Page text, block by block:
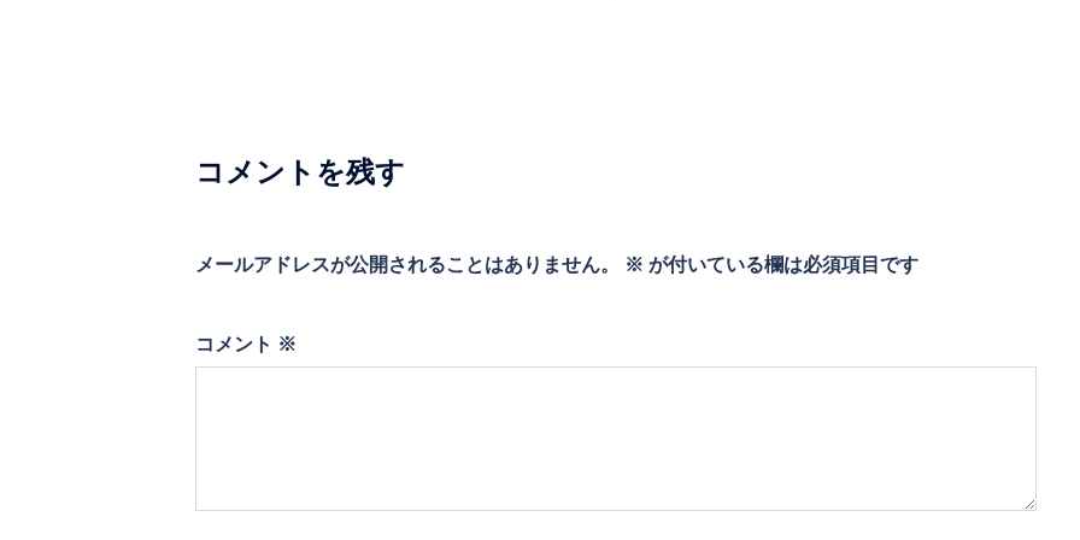
コメントを残す
メールアドレスが公開されることはありません。 ※ が付いている欄は必須項目です
コメント ※